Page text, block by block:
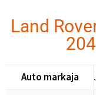
Land
Auto markaja